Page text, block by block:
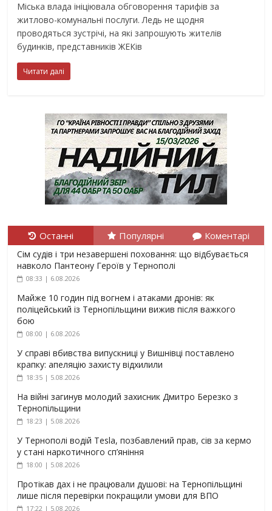
Міська влада ініціювала обговорення тарифів за
житлово-комунальні послуги. Ледь не щодня
проводяться зустрічі, на які запрошують жителів
будинків, представників ЖЕКів
Читати далі
Останні Популярні Коментарі
Сім судів і три незавершені поховання: що відбувається
навколо Пантеону Героїв у Тернополі
08:33 | 6.08.2026
Майже 10 годин під вогнем і атаками дронів: як
поліцейський із Тернопільщини вижив після важкого
бою
08:00 | 6.08.2026
У справі вбивства випускниці у Вишнівці поставлено
крапку: апеляцію захисту відхилили
18:35 | 5.08.2026
На війні загинув молодий захисник Дмитро Березко з
Тернопільщини
18:23 | 5.08.2026
У Тернополі водій Tesla, позбавлений прав, сів за кермо
у стані наркотичного сп’яніння
18:00 | 5.08.2026
Протікав дах і не працювали душові: на Тернопільщині
лише після перевірки покращили умови для ВПО
17:22 | 5.08.2026